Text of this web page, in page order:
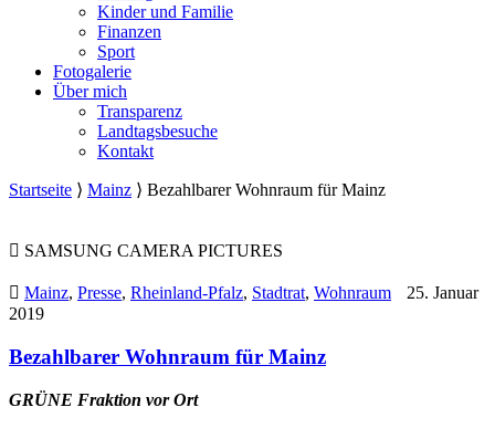
Kinder und Familie
Finanzen
Sport
Fotogalerie
Über mich
Transparenz
Landtagsbesuche
Kontakt
Startseite ⟩ Mainz ⟩ Bezahlbarer Wohnraum für Mainz
SAMSUNG CAMERA PICTURES
Mainz, Presse, Rheinland-Pfalz, Stadtrat, Wohnraum
25. Januar
2019
Bezahlbarer Wohnraum für Mainz
GRÜNE Fraktion vor Ort